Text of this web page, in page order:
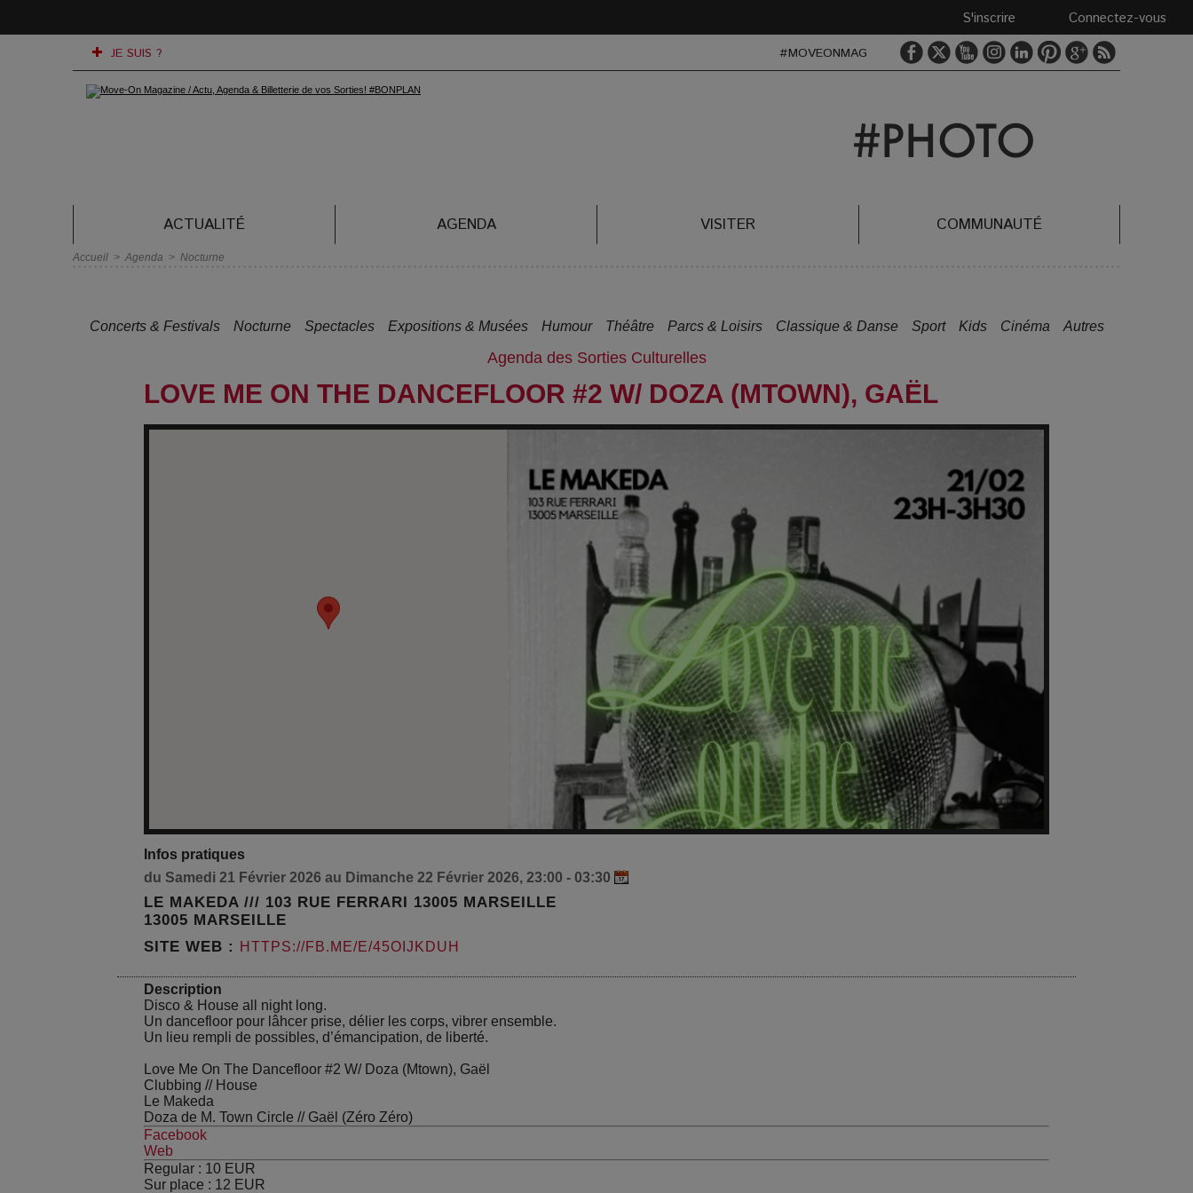
Connectez-vous
S'inscrire
JE SUIS ? #MOVEONMAG
ACTUALITÉ AGENDA VISITER COMMUNAUTÉ
Accueil > Agenda > Nocturne
Concerts & Festivals Nocturne Spectacles Expositions & Musées Humour Théâtre Parcs & Loisirs Classique & Danse Sport Kids Cinéma Autres
Agenda des Sorties Culturelles
LOVE ME ON THE DANCEFLOOR #2 W/ DOZA (MTOWN), GAËL
Infos pratiques
du Samedi 21 Février 2026 au Dimanche 22 Février 2026, 23:00 - 03:30
LE MAKEDA /// 103 RUE FERRARI 13005 MARSEILLE
13005 MARSEILLE
SITE WEB :
HTTPS://FB.ME/E/45OIJKDUH
Description
Disco & House all night long.
Un dancefloor pour lâhcer prise, délier les corps, vibrer ensemble.
Un lieu rempli de possibles, d’émancipation, de liberté.
Love Me On The Dancefloor #2 W/ Doza (Mtown), Gaël
Clubbing // House
Le Makeda
Doza de M. Town Circle // Gaël (Zéro Zéro)
Facebook
Web
Regular : 10 EUR
Sur place : 12 EUR